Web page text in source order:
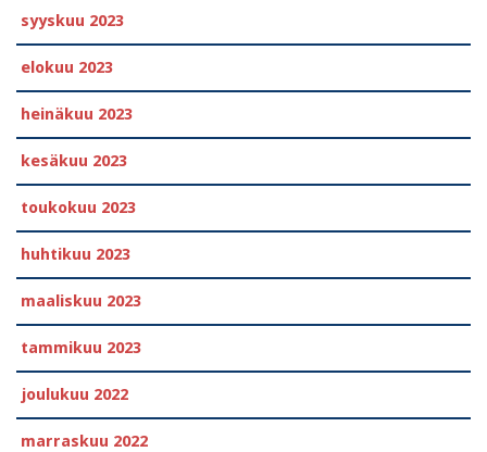
syyskuu 2023
elokuu 2023
heinäkuu 2023
kesäkuu 2023
toukokuu 2023
huhtikuu 2023
maaliskuu 2023
tammikuu 2023
joulukuu 2022
marraskuu 2022